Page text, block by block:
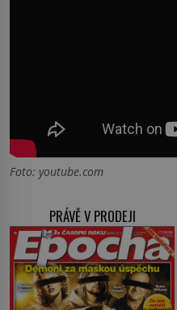
Foto: youtube.com
PRÁVĚ V PRODEJI